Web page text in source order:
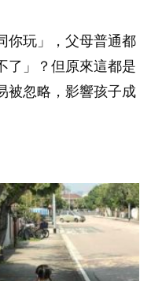
你玩」，父母普通都
了」？但原來這都是
被忽略，影響孩子成